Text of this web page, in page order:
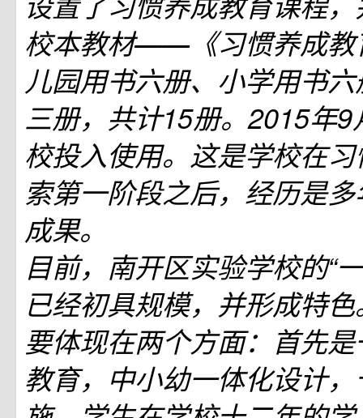
校本教材――《习惯养成教
儿园用书六册、小学用书
三册，共计15册。2015年
校投入使用。这是学校在
索第一阶段之后，经历是
成果。
目前，南开区实验学校的“
已经初具规模，并形成特
要体现在两个方面：首先
教育，中小幼一体化设计